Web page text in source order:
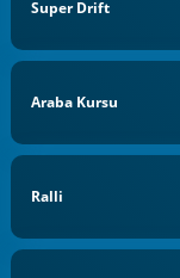
Super Drift
Araba Kursu
Ralli